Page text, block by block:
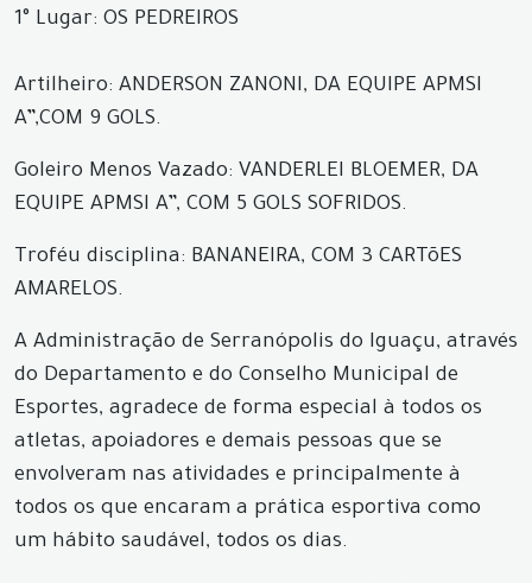
1° Lugar: OS PEDREIROS
Artilheiro: ANDERSON ZANONI, DA EQUIPE APMSI
A”,COM 9 GOLS.
Goleiro Menos Vazado: VANDERLEI BLOEMER, DA
EQUIPE APMSI A”, COM 5 GOLS SOFRIDOS.
Troféu disciplina: BANANEIRA, COM 3 CARTõES
AMARELOS.
A Administração de Serranópolis do Iguaçu, através
do Departamento e do Conselho Municipal de
Esportes, agradece de forma especial à todos os
atletas, apoiadores e demais pessoas que se
envolveram nas atividades e principalmente à
todos os que encaram a prática esportiva como
um hábito saudável, todos os dias.